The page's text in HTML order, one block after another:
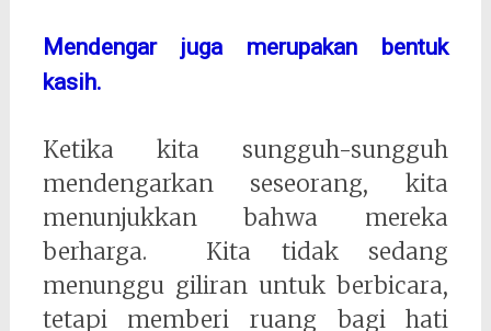
Mendengar juga merupakan bentuk
kasih.
Ketika kita sungguh-sungguh
mendengarkan seseorang, kita
menunjukkan bahwa mereka
berharga. Kita tidak sedang
menunggu giliran untuk berbicara,
tetapi memberi ruang bagi hati